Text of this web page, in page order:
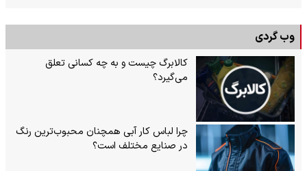
وب گردی
کالابرگ چیست و به چه کسانی تعلق
می‌گیرد؟
چرا لباس کار آبی همچنان محبوب‌ترین رنگ
در صنایع مختلف است؟